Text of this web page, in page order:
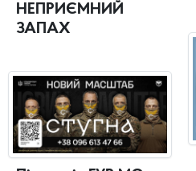
НЕПРИЄМНИЙ
ЗАПАХ